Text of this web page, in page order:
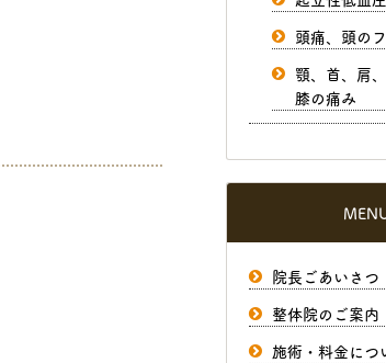
頭痛、頭の
顎、首、肩
膝の痛み
院長ごあいさつ
整体院のご案内
施術・料金につ